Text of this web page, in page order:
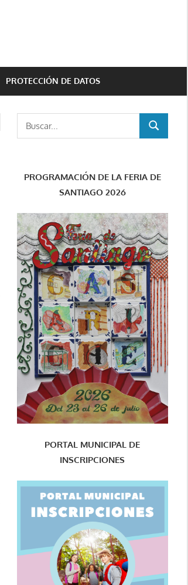
PROTECCIÓN DE DATOS
BUSCAR
PROGRAMACIÓN DE LA FERIA DE
SANTIAGO 2026
PORTAL MUNICIPAL DE
INSCRIPCIONES